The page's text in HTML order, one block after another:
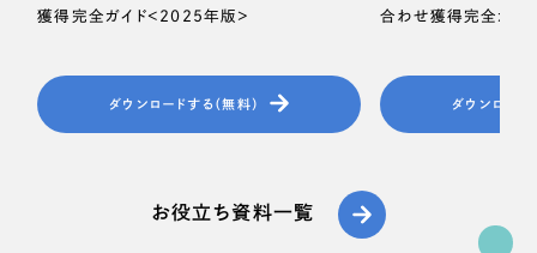
獲得完全ガイド＜2025年版＞
ダウンロードする（無料）
合わせ獲得完全ガイ
ダウンロード
お役立ち資料一覧